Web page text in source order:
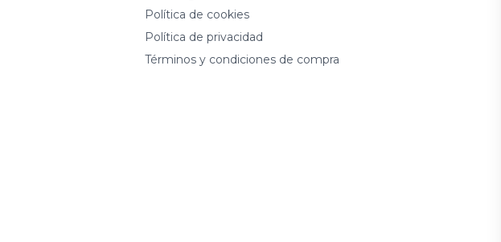
Política de cookies
Política de privacidad
Términos y condiciones de compra